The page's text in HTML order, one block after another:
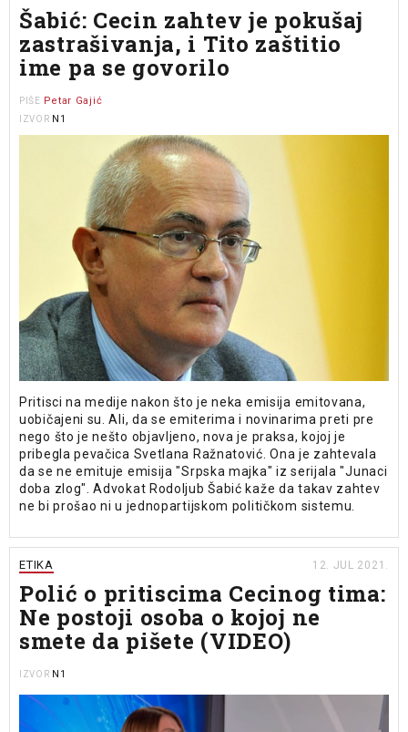
Šabić: Cecin zahtev je pokušaj
zastrašivanja, i Tito zaštitio
ime pa se govorilo
PIŠE Petar Gajić
IZVOR N1
Pritisci na medije nakon što je neka emisija emitovana,
uobičajeni su. Ali, da se emiterima i novinarima preti pre
nego što je nešto objavljeno, nova je praksa, kojoj je
pribegla pevačica Svetlana Ražnatović. Ona je zahtevala
da se ne emituje emisija "Srpska majka" iz serijala "Junaci
doba zlog". Advokat Rodoljub Šabić kaže da takav zahtev
ne bi prošao ni u jednopartijskom političkom sistemu.
ETIKA 12. JUL 2021.
Polić o pritiscima Cecinog tima:
Ne postoji osoba o kojoj ne
smete da pišete (VIDEO)
IZVOR N1